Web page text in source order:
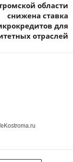
области
снижена ставка
для
отраслей